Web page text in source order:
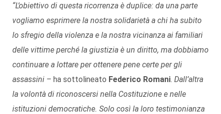
“L’obiettivo di questa ricorrenza è duplice: da una parte
vogliamo esprimere la nostra solidarietà a chi ha subito
lo sfregio della violenza e la nostra vicinanza ai familiari
delle vittime perché la giustizia è un diritto, ma dobbiamo
continuare a lottare per ottenere pene certe per gli
assassini – ha sottolineato Federico Romani. Dall’altra
la volontà di riconoscersi nella Costituzione e nelle
istituzioni democratiche. Solo così la loro testimonianza